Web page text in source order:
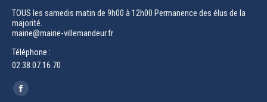
TOUS les samedis matin de 9h00 à 12h00 Permanence des élus de la
majorité.
mairie@mairie-villemandeur.fr
Téléphone :
02.38.07.16.70
Trouvez nous sur :
Facebook